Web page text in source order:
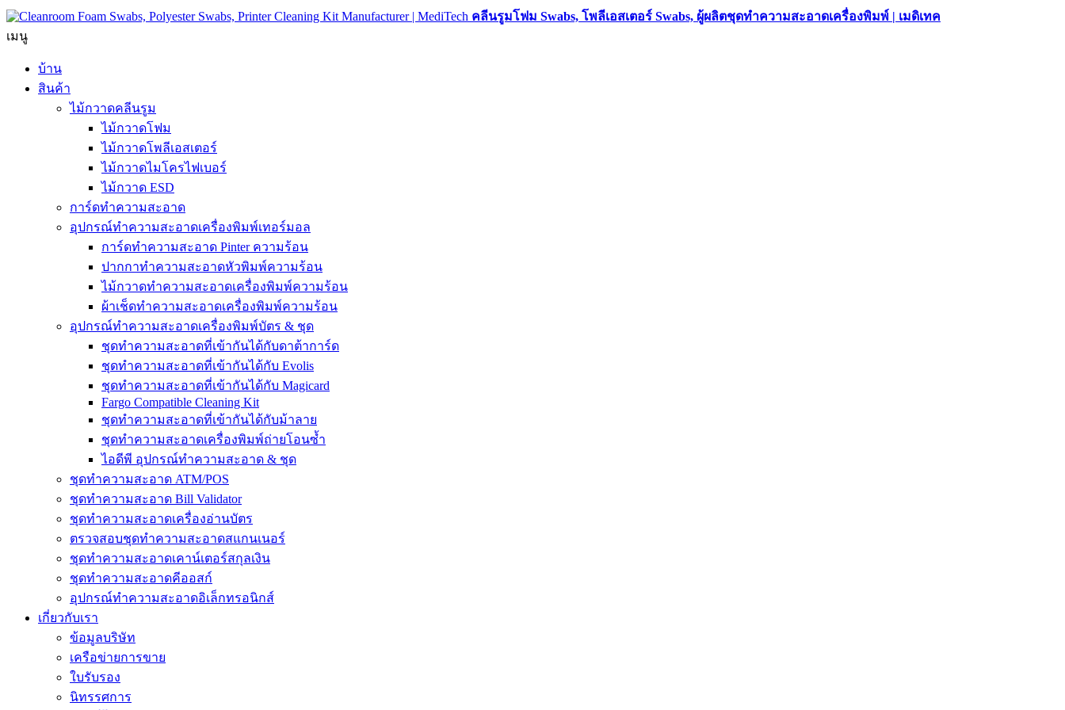
คลีนรูมโฟม Swabs, โพลีเอสเตอร์ Swabs, ผู้ผลิตชุดทำความสะอาดเครื่องพิมพ์ | เมดิเทค
เมนู
บ้าน
สินค้า
ไม้กวาดคลีนรูม
ไม้กวาดโฟม
ไม้กวาดโพลีเอสเตอร์
ไม้กวาดไมโครไฟเบอร์
ไม้กวาด ESD
การ์ดทำความสะอาด
อุปกรณ์ทำความสะอาดเครื่องพิมพ์เทอร์มอล
การ์ดทำความสะอาด Pinter ความร้อน
ปากกาทำความสะอาดหัวพิมพ์ความร้อน
ไม้กวาดทำความสะอาดเครื่องพิมพ์ความร้อน
ผ้าเช็ดทำความสะอาดเครื่องพิมพ์ความร้อน
อุปกรณ์ทำความสะอาดเครื่องพิมพ์บัตร & ชุด
ชุดทำความสะอาดที่เข้ากันได้กับดาต้าการ์ด
ชุดทำความสะอาดที่เข้ากันได้กับ Evolis
ชุดทำความสะอาดที่เข้ากันได้กับ Magicard
Fargo Compatible Cleaning Kit
ชุดทำความสะอาดที่เข้ากันได้กับม้าลาย
ชุดทำความสะอาดเครื่องพิมพ์ถ่ายโอนซ้ำ
ไอดีพี อุปกรณ์ทำความสะอาด & ชุด
ชุดทำความสะอาด ATM/POS
ชุดทำความสะอาด Bill Validator
ชุดทำความสะอาดเครื่องอ่านบัตร
ตรวจสอบชุดทำความสะอาดสแกนเนอร์
ชุดทำความสะอาดเคาน์เตอร์สกุลเงิน
ชุดทำความสะอาดคีออสก์
อุปกรณ์ทำความสะอาดอิเล็กทรอนิกส์
เกี่ยวกับเรา
ข้อมูลบริษัท
เครือข่ายการขาย
ใบรับรอง
นิทรรศการ